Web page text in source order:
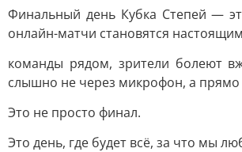
Финальный день Кубка Степей —
онлайн-матчи становятся
команды рядом, зрители болеют
слышно не через микрофон, а прямо
Это не просто финал.
Это день, где будет всё, за что мы